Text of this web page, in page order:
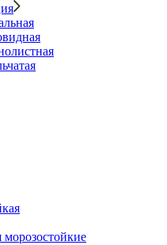
морозостойкие